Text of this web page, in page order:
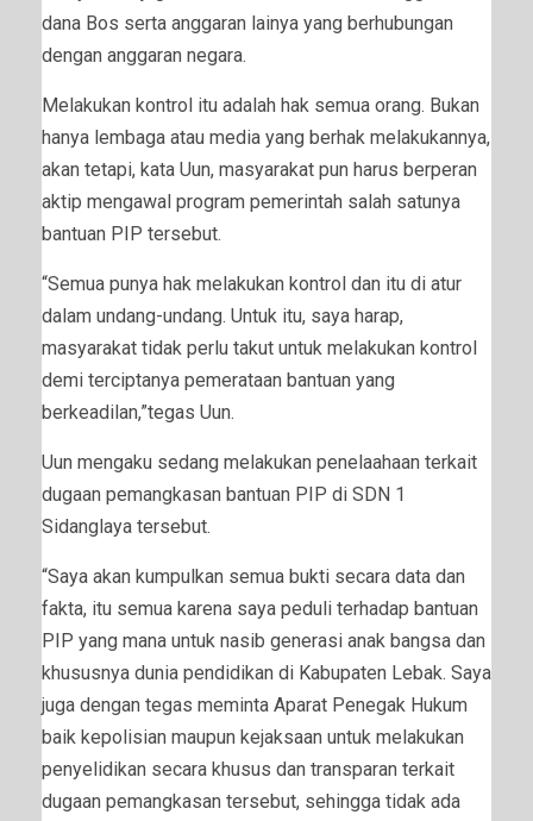
dana Bos serta anggaran lainya yang berhubungan
dengan anggaran negara.
Melakukan kontrol itu adalah hak semua orang. Bukan
hanya lembaga atau media yang berhak melakukannya,
akan tetapi, kata Uun, masyarakat pun harus berperan
aktip mengawal program pemerintah salah satunya
bantuan PIP tersebut.
“Semua punya hak melakukan kontrol dan itu di atur
dalam undang-undang. Untuk itu, saya harap,
masyarakat tidak perlu takut untuk melakukan kontrol
demi terciptanya pemerataan bantuan yang
berkeadilan,”tegas Uun.
Uun mengaku sedang melakukan penelaahaan terkait
dugaan pemangkasan bantuan PIP di SDN 1
Sidanglaya tersebut.
“Saya akan kumpulkan semua bukti secara data dan
fakta, itu semua karena saya peduli terhadap bantuan
PIP yang mana untuk nasib generasi anak bangsa dan
khususnya dunia pendidikan di Kabupaten Lebak. Saya
juga dengan tegas meminta Aparat Penegak Hukum
baik kepolisian maupun kejaksaan untuk melakukan
penyelidikan secara khusus dan transparan terkait
dugaan pemangkasan tersebut, sehingga tidak ada